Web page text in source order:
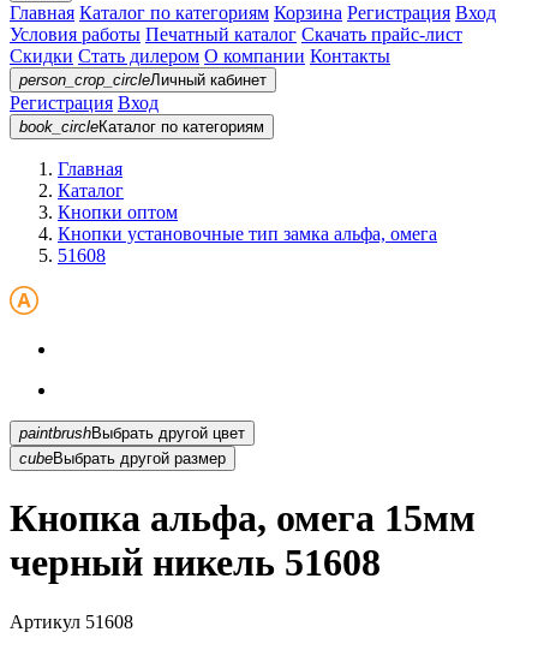
Главная Каталог по категориям Корзина Регистрация Вход
Условия работы Печатный каталог Скачать прайс-лист
Скидки Стать дилером О компании Контакты
person_crop_circleЛичный кабинет
Регистрация Вход
book_circleКаталог по категориям
Главная
Каталог
Кнопки оптом
Кнопки установочные тип замка альфа, омега
51608
paintbrush
Выбрать другой цвет
cubeВыбрать другой размер
Кнопка альфа, омега 15мм
черный никель 51608
Артикул 51608